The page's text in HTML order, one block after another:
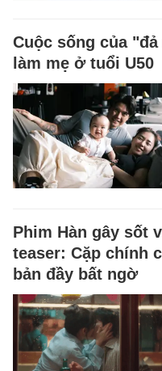
Cuộc sống của
làm mẹ ở tuổi U50
Phim Hàn gây sốt
teaser: Cặp chính
bản đầy bất ngờ